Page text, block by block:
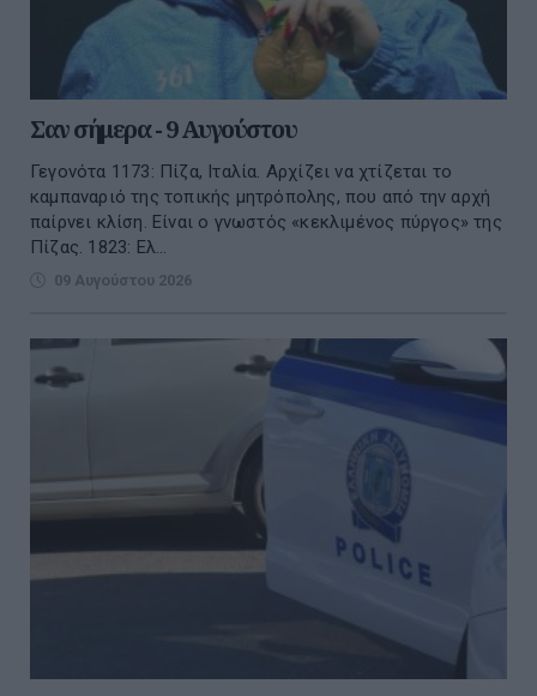
Σαν σήμερα - 9 Αυγούστου
Γεγονότα 1173: Πίζα, Ιταλία. Αρχίζει να χτίζεται το
καμπαναριό της τοπικής μητρόπολης, που από την αρχή
παίρνει κλίση. Είναι ο γνωστός «κεκλιμένος πύργος» της
Πίζας. 1823: Ελ...
09 Αυγούστου 2026